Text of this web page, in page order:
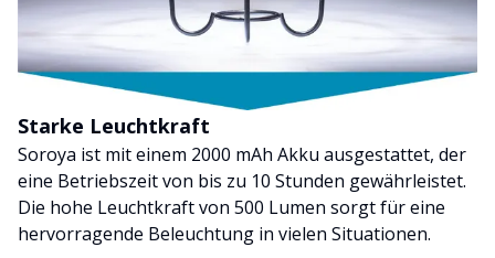
Starke Leuchtkraft
Soroya ist mit einem 2000 mAh Akku ausgestattet, der
eine Betriebszeit von bis zu 10 Stunden gewährleistet.
Die hohe Leuchtkraft von 500 Lumen sorgt für eine
hervorragende Beleuchtung in vielen Situationen.